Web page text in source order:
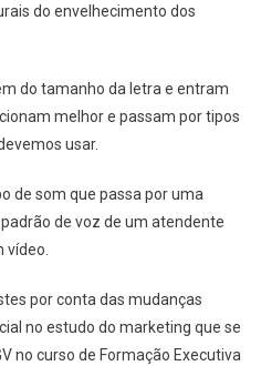
do envelhecimento dos
do tamanho da letra e entram
melhor e passam por tipos
usar.
de som que passa por uma
de voz de um atendente
vídeo.
por conta das mudanças
no estudo do marketing que se
no curso de Formação Executiva